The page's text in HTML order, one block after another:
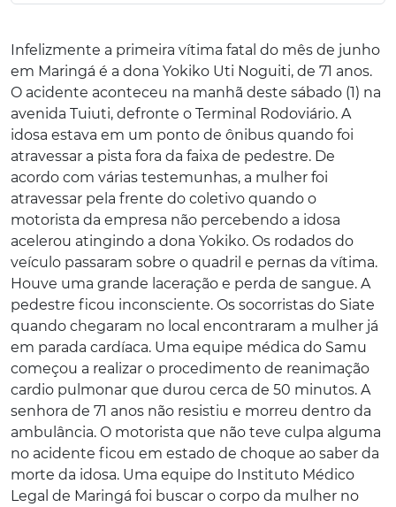
Infelizmente a primeira vítima fatal do mês de junho
em Maringá é a dona Yokiko Uti Noguiti, de 71 anos.
O acidente aconteceu na manhã deste sábado (1) na
avenida Tuiuti, defronte o Terminal Rodoviário. A
idosa estava em um ponto de ônibus quando foi
atravessar a pista fora da faixa de pedestre. De
acordo com várias testemunhas, a mulher foi
atravessar pela frente do coletivo quando o
motorista da empresa não percebendo a idosa
acelerou atingindo a dona Yokiko. Os rodados do
veículo passaram sobre o quadril e pernas da vítima.
Houve uma grande laceração e perda de sangue. A
pedestre ficou inconsciente. Os socorristas do Siate
quando chegaram no local encontraram a mulher já
em parada cardíaca. Uma equipe médica do Samu
começou a realizar o procedimento de reanimação
cardio pulmonar que durou cerca de 50 minutos. A
senhora de 71 anos não resistiu e morreu dentro da
ambulância. O motorista que não teve culpa alguma
no acidente ficou em estado de choque ao saber da
morte da idosa. Uma equipe do Instituto Médico
Legal de Maringá foi buscar o corpo da mulher no